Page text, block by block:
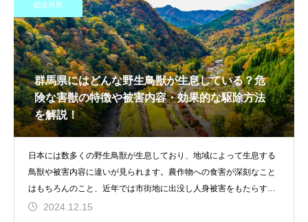
都道府県
群馬県にはどんな野生鳥獣が生息している？危
険な害獣の特徴や被害内容・効果的な駆除方法
を解説！
日本には数多くの野生鳥獣が生息しており、地域によって生息する
鳥獣や被害内容に違いが見られます。農作物への食害が深刻なこと
はもちろんのこと、近年では市街地に出没し人身被害をもたらす生
き物や家屋
2024.12.15